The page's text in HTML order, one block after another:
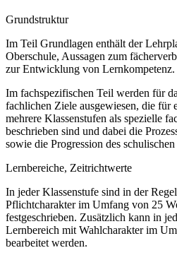
Grundstruktur
Im Teil Grundlagen enthält der
Oberschule, Aussagen zum
zur Entwicklung von Lernkompetenz.
Im fachspezifischen Teil werden für
fachlichen Ziele ausgewiesen, die für
mehrere Klassenstufen als spezielle
beschrieben sind und dabei die
sowie die Progression des
Lernbereiche, Zeitrichtwerte
In jeder Klassenstufe sind in der
Pflichtcharakter im Umfang von 25
festgeschrieben. Zusätzlich kann in
Lernbereich mit Wahlcharakter im
bearbeitet werden.